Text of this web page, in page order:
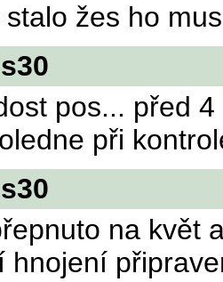
žes ho
pos... před
při
na květ
hnojení